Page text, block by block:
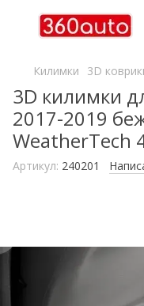
Килимки 3D
3D килимки
2017-2019
WeatherTech
Артикул: 240201